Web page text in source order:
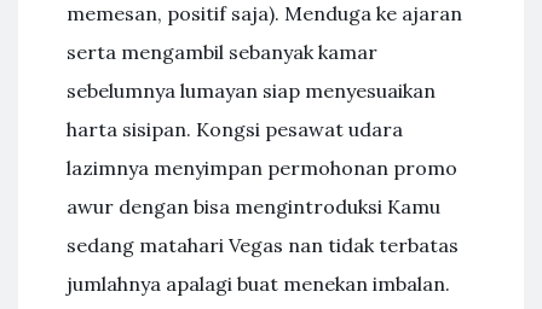
memesan, positif saja). Menduga ke ajaran
serta mengambil sebanyak kamar
sebelumnya lumayan siap menyesuaikan
harta sisipan. Kongsi pesawat udara
lazimnya menyimpan permohonan promo
awur dengan bisa mengintroduksi Kamu
sedang matahari Vegas nan tidak terbatas
jumlahnya apalagi buat menekan imbalan.